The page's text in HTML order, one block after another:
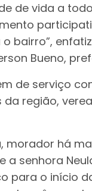
de vida a
bairro”,
Bueno,
de serviço
região,
morador há
senhora
para o início